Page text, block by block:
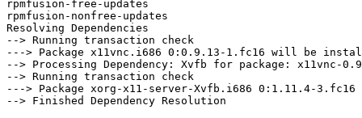
rpmfusion-free-updates
rpmfusion-nonfree-updates
Resolving Dependencies
--> Running transaction check
---> Package x11vnc.i686 0:0.9.13-1.fc16 will be
--> Processing Dependency: Xvfb for package: x11vnc-
--> Running transaction check
---> Package xorg-x11-server-Xvfb.i686 0:1.11.4-
--> Finished Dependency Resolution